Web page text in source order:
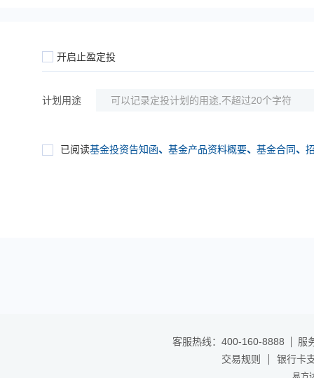
开启止盈定投
计划用途
已阅读基金投资告知函、 基金产品资料概要、 基金合同、
客服热线：400-160-8888
服
交易规则
银行卡